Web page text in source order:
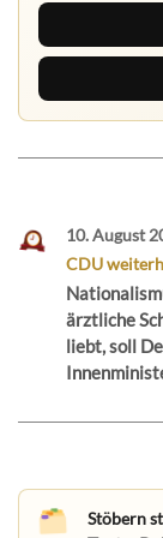
10. August
CDU
ärztliche
liebt, soll
Stöbern